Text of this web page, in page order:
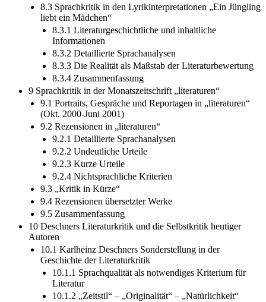
8.3 Sprachkritik in den Lyrikinterpretationen „Ein Jüngling
liebt ein Mädchen“
8.3.1 Literaturgeschichtliche und inhaltliche
Informationen
8.3.2 Detaillierte Sprachanalysen
8.3.3 Die Realität als Maßstab der Literaturbewertung
8.3.4 Zusammenfassung
9 Sprachkritik in der Monatszeitschrift „literaturen“
9.1 Portraits, Gespräche und Reportagen in „literaturen“
(Okt. 2000-Juni 2001)
9.2 Rezensionen in „literaturen“
9.2.1 Detaillierte Sprachanalysen
9.2.2 Undeutliche Urteile
9.2.3 Kurze Urteile
9.2.4 Nichtsprachliche Kriterien
9.3 „Kritik in Kürze“
9.4 Rezensionen übersetzter Werke
9.5 Zusammenfassung
10 Deschners Literaturkritik und die Selbstkritik heutiger
Autoren
10.1 Karlheinz Deschners Sonderstellung in der
Geschichte der Literaturkritik
10.1.1 Sprachqualität als notwendiges Kriterium für
Literatur
10.1.2 „Zeitstil“ – „Originalität“ – „Natürlichkeit“